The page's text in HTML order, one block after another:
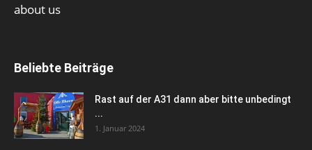
about us
Beliebte Beiträge
Rast auf der A31 dann aber bitte unbedingt
...
1. Januar 2024